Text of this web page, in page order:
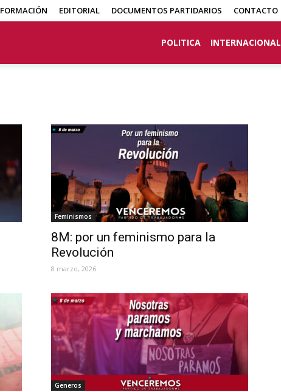
FORMACIÓN EDITORIAL DOCUMENTOS PARTIDARIOS CONTACTO
POLITICA INTERNACIONAL
Feminismos
8M: por un feminismo para la
Revolución
8 marzo, 2026
Generos